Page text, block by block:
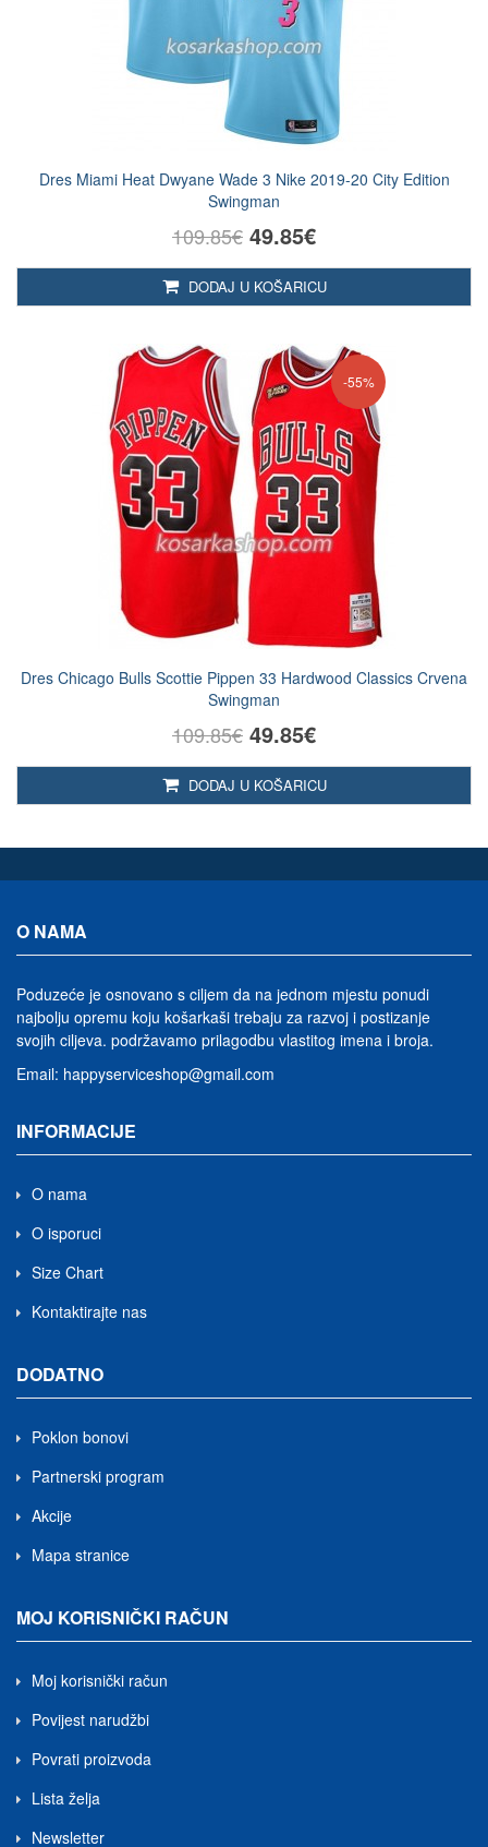
Dres Miami Heat Dwyane Wade 3 Nike 2019-20 City Edition
Swingman
109.85€ 49.85€
DODAJ U KOŠARICU
-55%
Dres Chicago Bulls Scottie Pippen 33 Hardwood Classics Crvena
Swingman
109.85€ 49.85€
DODAJ U KOŠARICU
O NAMA
Poduzeće je osnovano s ciljem da na jednom mjestu ponudi
najbolju opremu koju košarkaši trebaju za razvoj i postizanje
svojih ciljeva. podržavamo prilagodbu vlastitog imena i broja.
Email: happyserviceshop@gmail.com
INFORMACIJE
O nama
O isporuci
Size Chart
Kontaktirajte nas
DODATNO
Poklon bonovi
Partnerski program
Akcije
Mapa stranice
MOJ KORISNIČKI RAČUN
Moj korisnički račun
Povijest narudžbi
Povrati proizvoda
Lista želja
Newsletter